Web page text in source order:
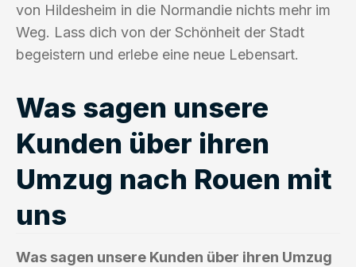
von Hildesheim in die Normandie nichts mehr im
Weg. Lass dich von der Schönheit der Stadt
begeistern und erlebe eine neue Lebensart.
Was sagen unsere
Kunden über ihren
Umzug nach Rouen mit
uns
Was sagen unsere Kunden über ihren Umzug